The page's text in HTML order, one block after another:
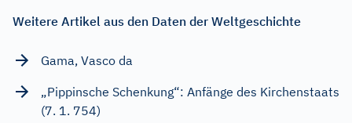
Weitere Artikel aus den Daten der Weltgeschichte
Gama, Vasco da
„Pippinsche Schenkung“: Anfänge des Kirchenstaats
(7. 1. 754)